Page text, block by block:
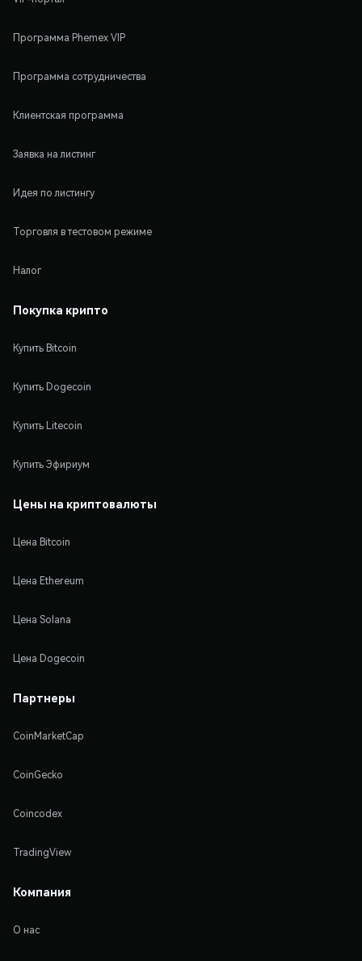
Программа Phemex VIP
Программа сотрудничества
Клиентская программа
Заявка на листинг
Идея по листингу
Торговля в тестовом режиме
Налог
Покупка крипто
Купить Bitcoin
Купить Dogecoin
Купить Litecoin
Купить Эфириум
Цены на криптовалюты
Цена Bitcoin
Цена Ethereum
Цена Solana
Цена Dogecoin
Партнеры
CoinMarketCap
CoinGecko
Coincodex
TradingView
Компания
О нас